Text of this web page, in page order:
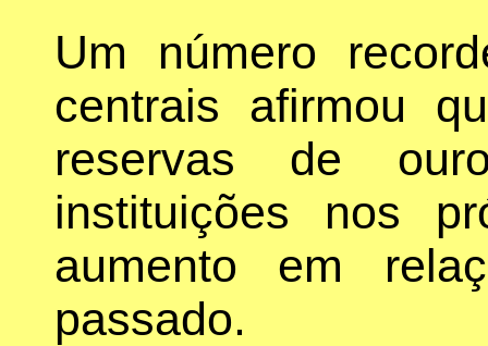
Um número
centrais afirmou
reservas de
instituições nos
aumento em
passado.